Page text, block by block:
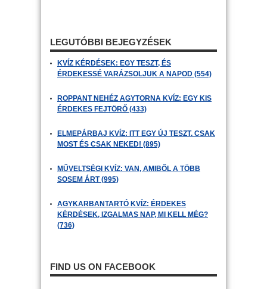
LEGUTÓBBI BEJEGYZÉSEK
KVÍZ KÉRDÉSEK: EGY TESZT, ÉS
ÉRDEKESSÉ VARÁZSOLJUK A NAPOD (554)
ROPPANT NEHÉZ AGYTORNA KVÍZ: EGY KIS
ÉRDEKES FEJTÖRŐ (433)
ELMEPÁRBAJ KVÍZ: ITT EGY ÚJ TESZT. CSAK
MOST ÉS CSAK NEKED! (895)
MŰVELTSÉGI KVÍZ: VAN, AMIBŐL A TÖBB
SOSEM ÁRT (995)
AGYKARBANTARTÓ KVÍZ: ÉRDEKES
KÉRDÉSEK, IZGALMAS NAP, MI KELL MÉG?
(736)
FIND US ON FACEBOOK